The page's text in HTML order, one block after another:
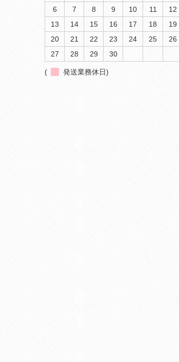
6
7 8 9 10 11
12
13
14 15 16 17 18
19
20
21 22 23 24 25
26
27
28 29 30
( 発送業務休日)